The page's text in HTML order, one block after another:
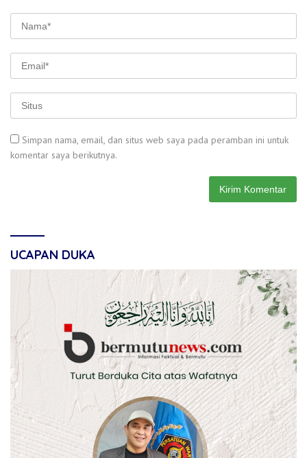
Simpan nama, email, dan situs web saya pada peramban ini untuk
komentar saya berikutnya.
UCAPAN DUKA